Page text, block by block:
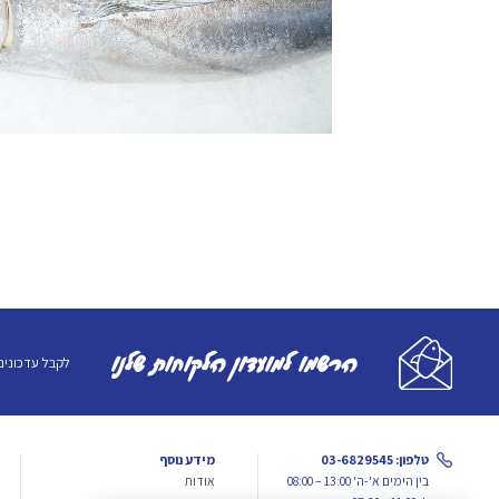
הרשמו למועדון הלקוחות שלנו לקבל
טלפון: 03-6829545
בין הימים א'-ה' 13:00 – 08:00
מידע נוסף
אודות